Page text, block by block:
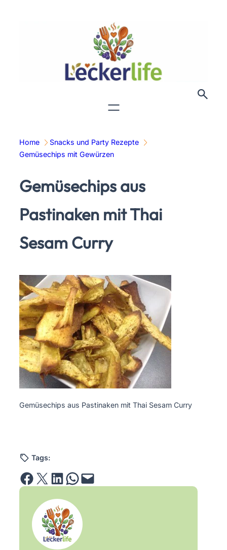
Home
Snacks und Party Rezepte
Gemüsechips mit Gewürzen
Gemüsechips aus
Pastinaken mit Thai
Sesam Curry
Gemüsechips aus Pastinaken mit Thai Sesam Curry
Tags:
Share on Facebook Email this Page Share on LinkedIn Share on WhatsApp Email this Page